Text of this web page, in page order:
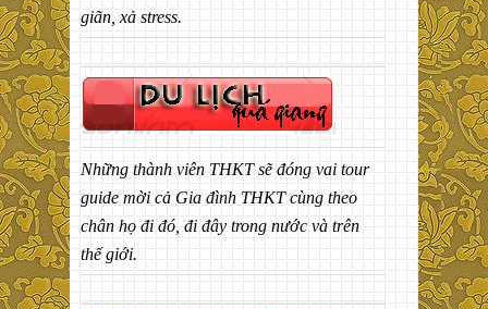
giãn, xả stress.
Những thành viên THKT sẽ đóng vai tour
guide mời cả Gia đình THKT cùng theo
chân họ đi đó, đi đây trong nước và trên
thế giới.